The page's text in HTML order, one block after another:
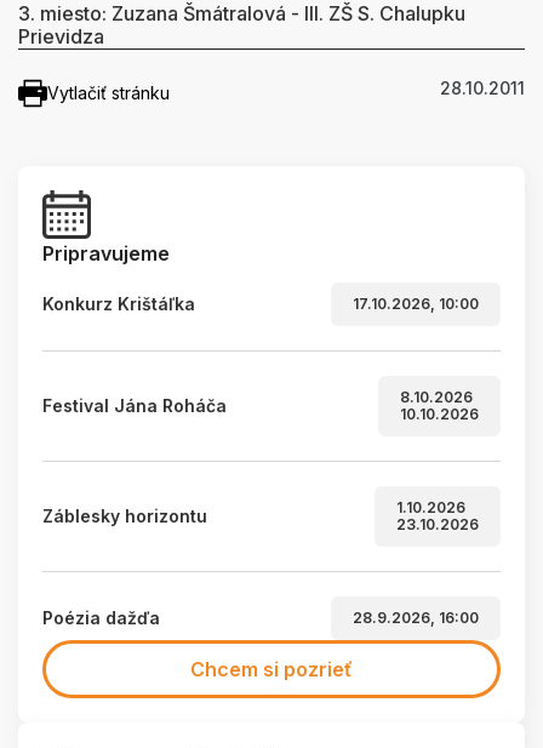
3. miesto: Zuzana Šmátralová - III. ZŠ S. Chalupku
Prievidza
Vytlačiť stránku 28.10.2011
Pripravujeme
Konkurz Krištáľka 17.10.2026, 10:00
Festival Jána Roháča
8.10.2026
10.10.2026
Záblesky horizontu
1.10.2026
23.10.2026
Poézia dažďa 28.9.2026, 16:00
Chcem si pozrieť